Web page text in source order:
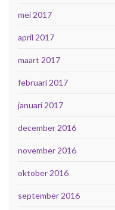
mei 2017
april 2017
maart 2017
februari 2017
januari 2017
december 2016
november 2016
oktober 2016
september 2016